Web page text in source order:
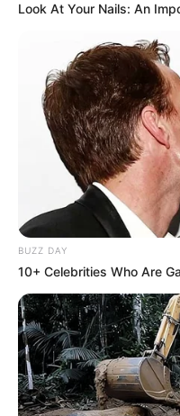
Look At Your Nails: An
BUZZ DAY
10+ Celebrities Who Are